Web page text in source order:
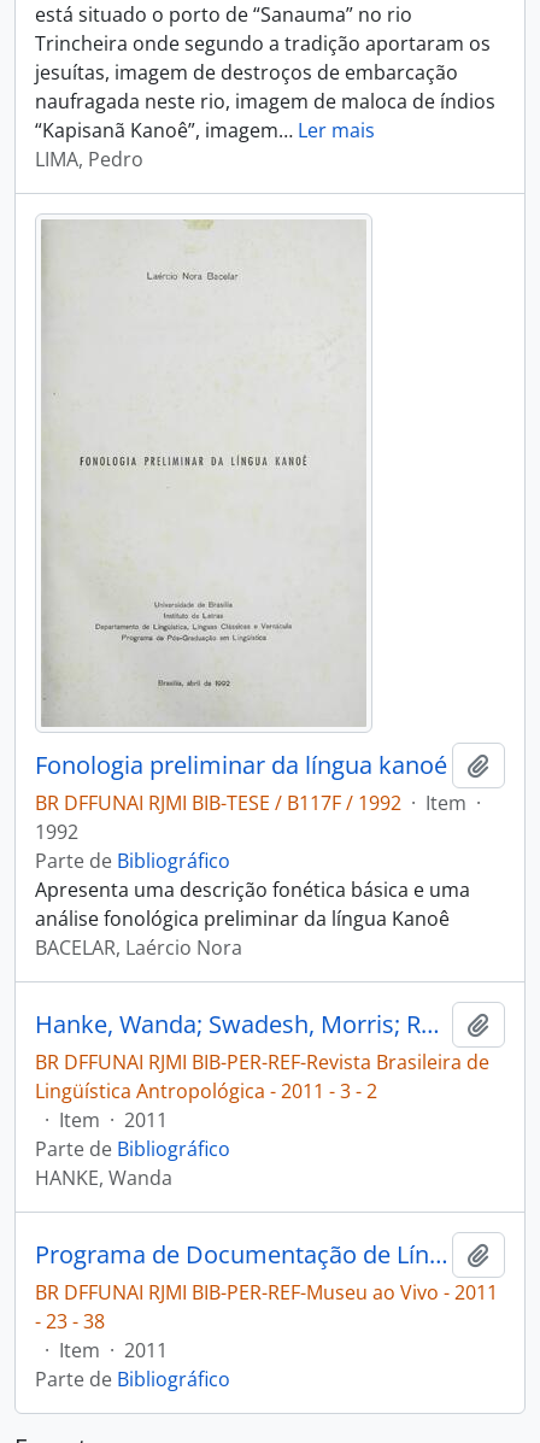
está situado o porto de “Sanauma” no rio
Trincheira onde segundo a tradição aportaram os
jesuítas, imagem de destroços de embarcação
naufragada neste rio, imagem de maloca de índios
“Kapisanã Kanoê”, imagem… Ler mais
LIMA, Pedro
Fonologia preliminar da língua kanoé
BR DFFUNAI RJMI BIB-TESE / B117F / 1992 · Item ·
1992
Parte de Bibliográfico
Apresenta uma descrição fonética básica e uma
análise fonológica preliminar da língua Kanoê
BACELAR, Laércio Nora
Hanke, Wanda; Swadesh, Morris; Rodrigues, Aryon Dall`Igna. Notas de fonologia Mekéns [Revista Brasileira de Lingüística Antropológica]
BR DFFUNAI RJMI BIB-PER-REF-Revista Brasileira de
Lingüística Antropológica - 2011 - 3 - 2
· Item · 2011
Parte de Bibliográfico
HANKE, Wanda
Programa de Documentação de Línguas e Culturas Indígenas [Museu ao Vivo]
BR DFFUNAI RJMI BIB-PER-REF-Museu ao Vivo - 2011
- 23 - 38
· Item · 2011
Parte de Bibliográfico